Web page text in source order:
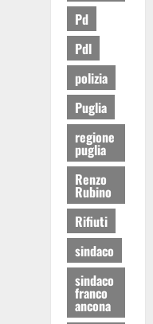
Pd
Pdl
polizia
Puglia
regione
puglia
Renzo
Rubino
Rifiuti
sindaco
sindaco
franco
ancona